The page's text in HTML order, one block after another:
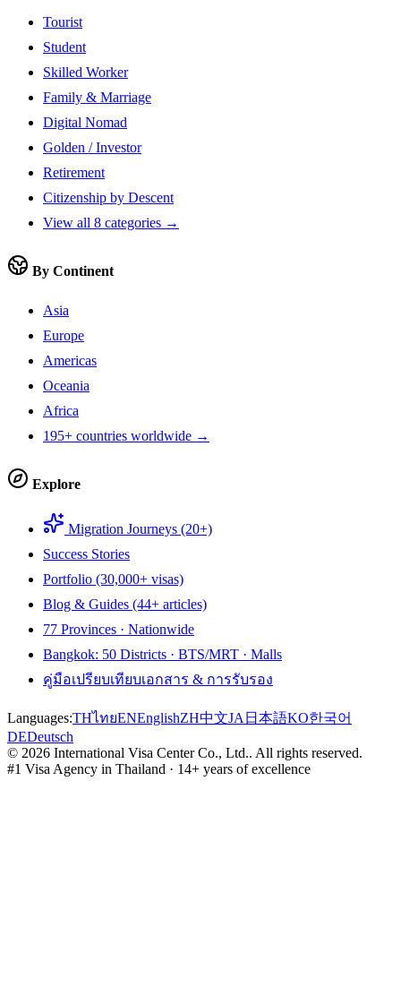
Tourist
Student
Skilled Worker
Family & Marriage
Digital Nomad
Golden / Investor
Retirement
Citizenship by Descent
View all 8 categories →
By Continent
Asia
Europe
Americas
Oceania
Africa
195+ countries worldwide →
Explore
Migration Journeys (20+)
Success Stories
Portfolio (30,000+ visas)
Blog & Guides (44+ articles)
77 Provinces · Nationwide
Bangkok: 50 Districts · BTS/MRT · Malls
คู่มือเปรียบเทียบเอกสาร & การรับรอง
Languages:THไทยENEnglishZH中文JA 日本語KO한국어
DEDeutsch
© 2026 International Visa Center Co., Ltd.. All rights reserved.
#1 Visa Agency in Thailand · 14+ years of excellence